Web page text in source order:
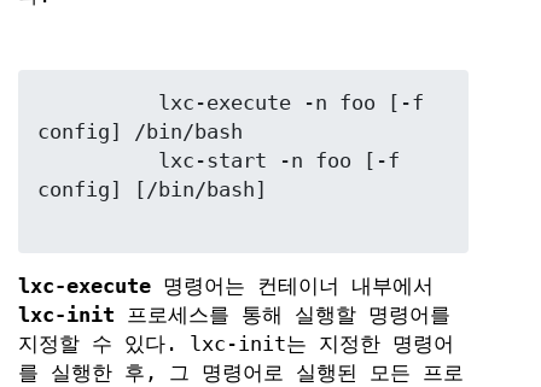
config] /bin/bash
config] [/bin/bash]
lxc-execute 명령어는 컨테이너 내부에서
lxc-init 프로세스를 통해 실행할 명령어를
지정할 수 있다. lxc-init는 지정한 명령어
를 실행한 후, 그 명령어로 실행된 모든 프로